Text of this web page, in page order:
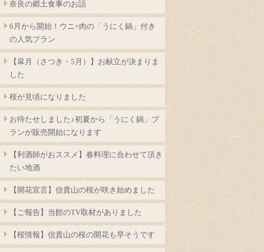
奈良の郷土食事のお話
6月から開始！ウニ+肉の「うにく鍋」付き
の人気プラン
【皐月（さつき・5月）】お献立が決まりま
した
桜が見頃になりました
お待たせしました♪初夏から「うにく鍋」プ
ランが販売開始になります
【利酒師がおススメ】春料理に合わせて頂き
たい地酒
【開花宣言】信貴山の桜が咲き始めました
【ご報告】当館のTV取材がありました
【桜情報】信貴山の桜の開花も早そうです